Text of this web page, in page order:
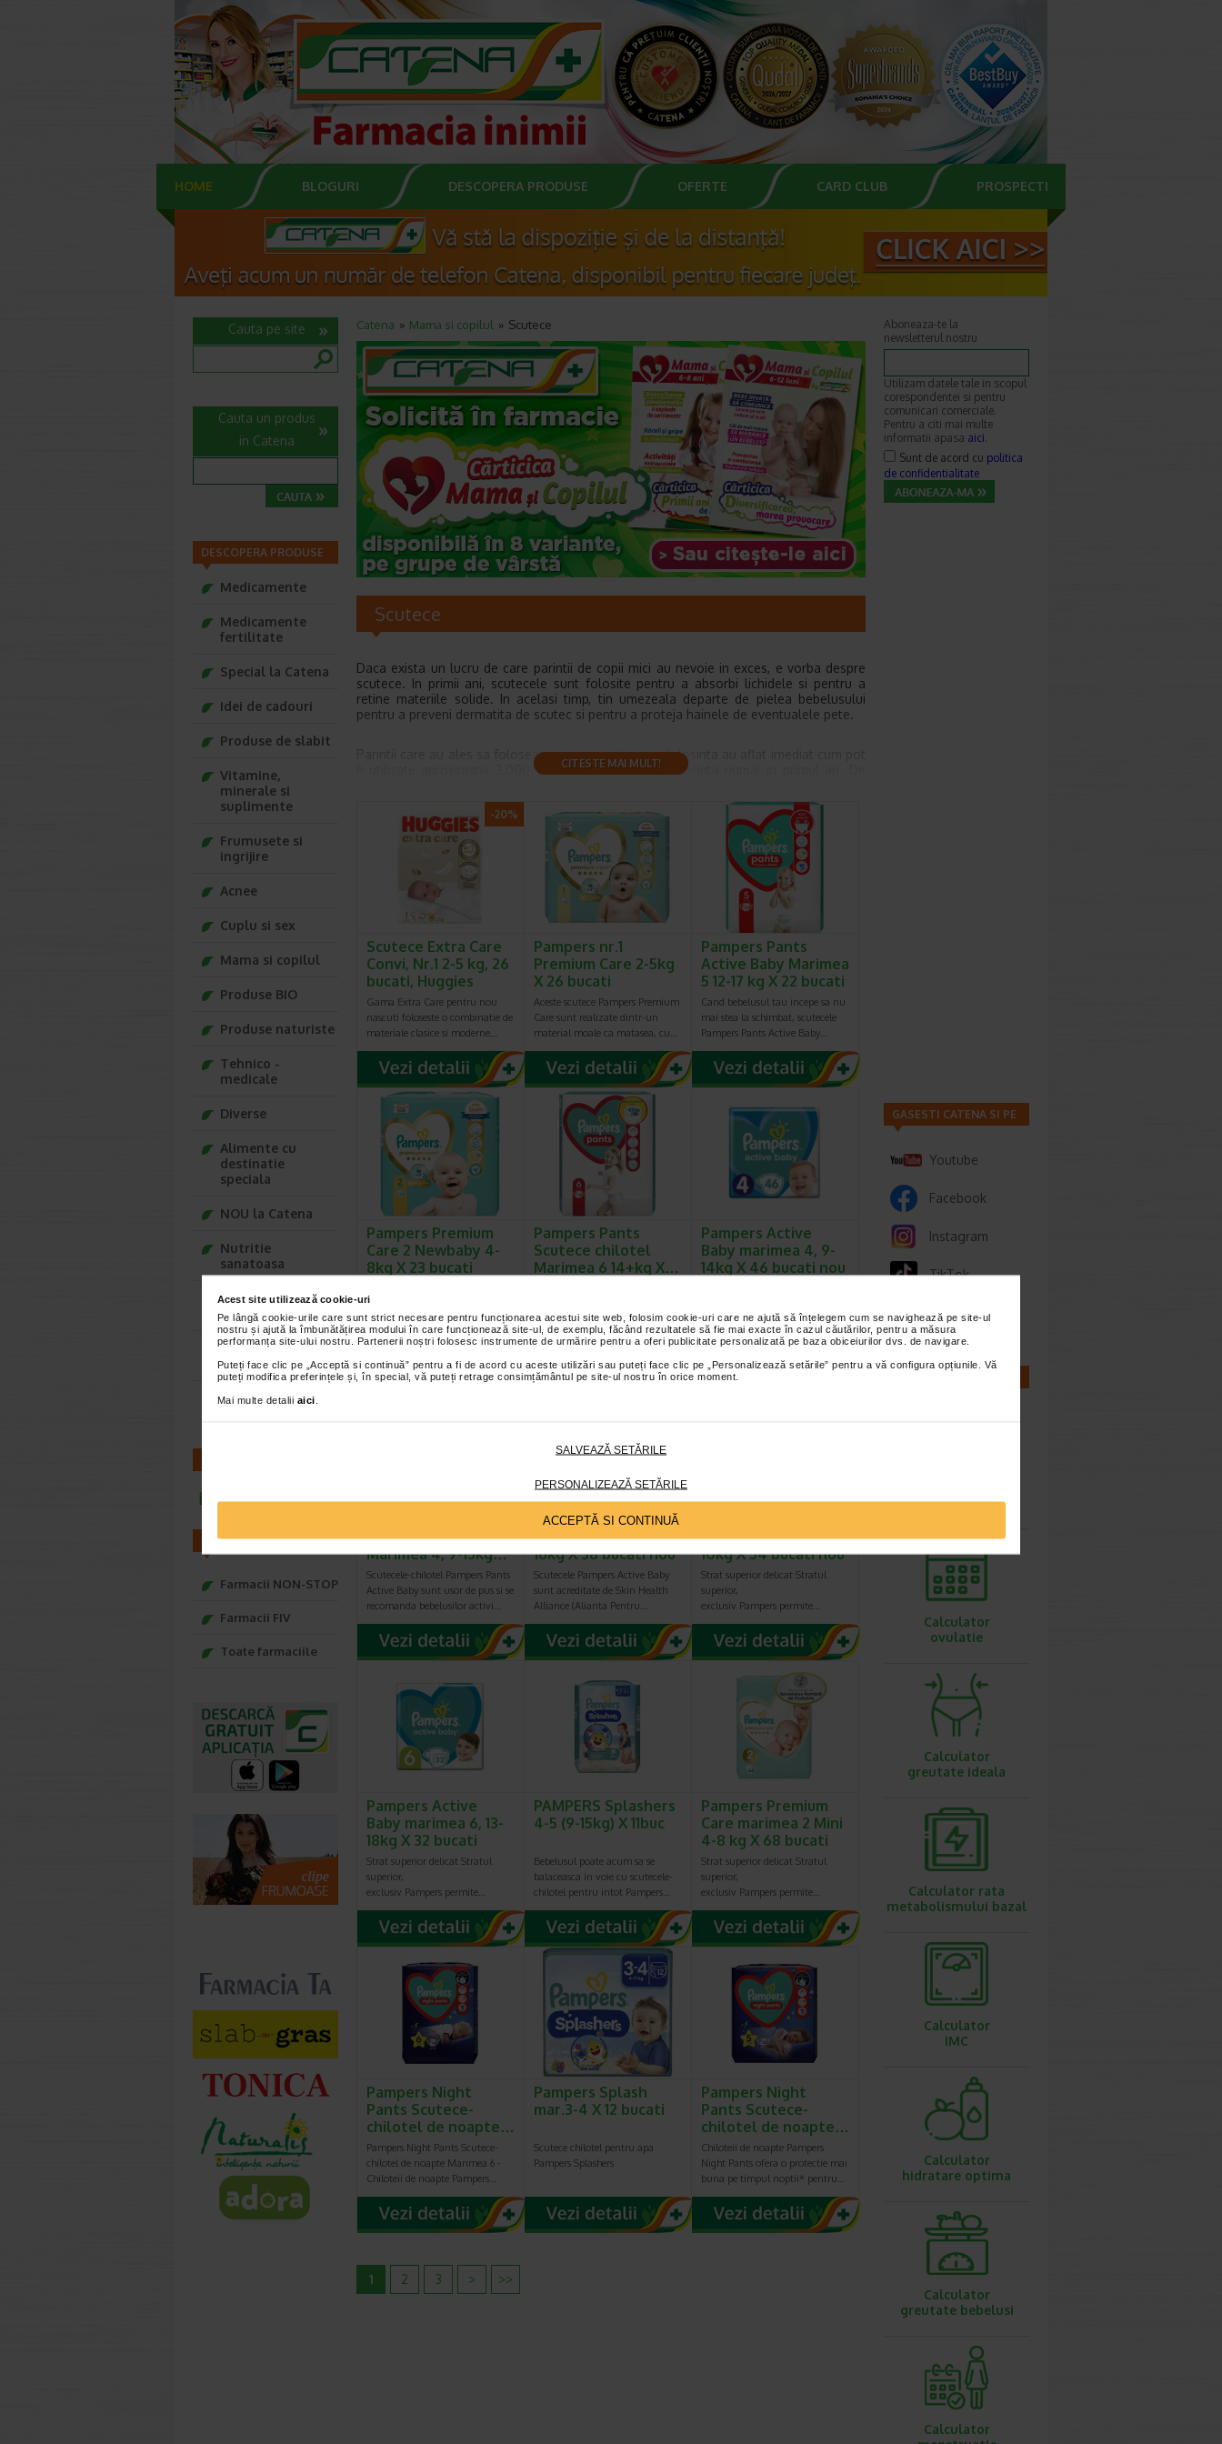
Acest site utilizează cookie-uri
Pe lângă cookie-urile care sunt strict necesare pentru funcționarea acestui site web, folosim cookie-uri care ne ajută să înțelegem cum se navighează pe site-ul
nostru și ajută la îmbunătățirea modului în care funcționează site-ul, de exemplu, făcând rezultatele să fie mai exacte în cazul căutărilor, pentru a măsura
performanța site-ului nostru. Partenerii noștri folosesc instrumente de urmărire pentru a oferi publicitate personalizată pe baza obiceiurilor dvs. de navigare.
Puteți face clic pe „Acceptă si continuă” pentru a fi de acord cu aceste utilizări sau puteți face clic pe „Personalizează setările” pentru a vă configura opțiunile. Vă
puteți modifica preferințele și, în special, vă puteți retrage consimțământul pe site-ul nostru în orice moment.
Mai multe detalii aici
SALVEAZĂ SETĂRILE
PERSONALIZEAZĂ SETĂRILE
ACCEPTĂ SI CONTINUĂ
HOME BLOGURI DESCOPERA PRODUSE OFERTE CARD CLUB PROSPECTE
Catena Mama si copilul Scutece
Scutece
Daca exista un lucru de care parintii de copii mici au nevoie in exces, e vorba despre
scutece. In primii ani, scutecele sunt folosite pentru a absorbi lichidele si pentru a
retine materiile solide. In acelasi timp, tin umezeala departe de pielea bebelusului
pentru a preveni dermatita de scutec si pentru a proteja hainele de eventualele pete.
Parintii care au ales sa foloseasca scutece de unica folosinta au aflat imediat cum pot
fi utilizate aproximativ 3.000 de scutece de unica folosinta numai in primul an. De
fiecare data, spre deosebire de parintii aflati la prima experienta, care sunt in cautare
de cele mai bune produse.
Cat de des trebuie schimbate scutecele
Scutecele trebuie schimbate de fiecare data cand bebelusul urineaza sau are o
miscare intestinala, sau cel putin la fiecare 2-3 ore.
Potrivit specialistilor, aproximativ 8% dintre parinti sustin ca schimba scutecele copiilor
mai rar pentru ca acestea sa dureze mai mult. Din pacate, acest lucru poate duce la
CITESTE MAI MULT!
-20%
Scutece Extra Care
Convi, Nr.1 2-5 kg, 26
bucati, Huggies
Gama Extra Care pentru nou
nascuti foloseste o combinatie de
materiale clasice si moderne…
Pampers nr.1
Premium Care 2-5kg
X 26 bucati
Aceste scutece Pampers Premium
Care sunt realizate dintr-un
material moale ca matasea, cu…
Pampers Pants
Active Baby Marimea
5 12-17 kg X 22 bucati
Cand bebelusul tau incepe sa nu
mai stea la schimbat, scutecele
Pampers Pants Active Baby…
Pampers Premium
Care 2 Newbaby 4-
8kg X 23 bucati
Care sunt realizate dintr-un
material moale ca matasea, cu…
Pampers Pants
Scutece chilotel
Marimea 6 14+kg X…
schimbat, scutecele devin greu…
Pampers Active
Baby marimea 4, 9-
14kg X 46 bucati nou
Alliance (Alianta Pentru…
Scutece chilotel
Marimea 4, 9-15kg…
Scutecele-chilotel Pampers Pants
Active Baby sunt usor de pus si se
recomanda bebelusilor activi…
Pampers Active
Baby marimea 5 11-
16kg X 38 bucati nou
Scutecele Pampers Active Baby
sunt acreditate de Skin Health
Alliance (Alianta Pentru…
Baby marimea 3, 6-
10kg X 54 bucati nou
Strat superior delicat Stratul
superior,
exclusiv Pampers permite…
Pampers Active
Baby marimea 6, 13-
18kg X 32 bucati
Strat superior delicat Stratul
superior,
exclusiv Pampers permite…
PAMPERS Splashers
4-5 (9-15kg) X 11buc
Bebelusul poate acum sa se
balaceasca in voie cu scutecele-
chilotel pentru intot Pampers…
Pampers Premium
Care marimea 2 Mini
4-8 kg X 68 bucati
Strat superior delicat Stratul
superior,
exclusiv Pampers permite…
Pampers Night
Pants Scutece-
chilotel de noapte…
Pampers Night Pants Scutece-
chilotel de noapte Marimea 6 -
Chiloteii de noapte Pampers…
Pampers Splash
mar.3-4 X 12 bucati
Scutece chilotel pentru apa
Pampers Splashers
Pampers Night
Pants Scutece-
chilotel de noapte…
Chiloteii de noapte Pampers
Night Pants ofera o protectie mai
buna pe timpul noptii* pentru…
1 2 3 > >>
Cauta pe site
Cauta un produs
in Catena
DESCOPERA PRODUSE
Medicamente
Medicamente
fertilitate
Special la Catena
Idei de cadouri
Produse de slabit
Vitamine,
minerale si
suplimente
Frumusete si
ingrijire
Acnee
Cuplu si sex
Mama si copilul
Produse BIO
Produse naturiste
Tehnico -
medicale
Diverse
Alimente cu
destinatie
speciala
NOU la Catena
Nutritie
sanatoasa
Ce Oftapic ti se
potriveste
Adora – Adorabili
din prima clipa
Seturi cadou
infoline@catena.ro
FARMACII
Farmacii NON-STOP
Farmacii FIV
Toate farmaciile
Aboneaza-te la
newsletterul nostru
Utilizam datele tale in scopul
corespondentei si pentru
comunicari comerciale.
Pentru a citi mai multe
informatii apasa aici.
Sunt de acord cu politica
de confidentialitate
GASESTI CATENA SI PE
Youtube
Facebook
Instagram
TikTok
Whatsapp
sarcina
Calculator
ovulatie
Calculator
greutate ideala
Calculator rata
metabolismului bazal
Calculator
IMC
Calculator
hidratare optima
Calculator
greutate bebelusi
Calculator